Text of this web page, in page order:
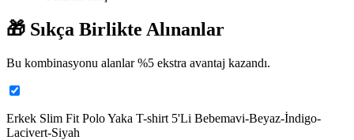
🎁 Sıkça Birlikte Alınanlar
Bu kombinasyonu alanlar %5 ekstra avantaj kazandı.
Erkek Slim Fit Polo Yaka T-shirt 5'Li Bebemavi-Beyaz-İndigo-
Lacivert-Siyah